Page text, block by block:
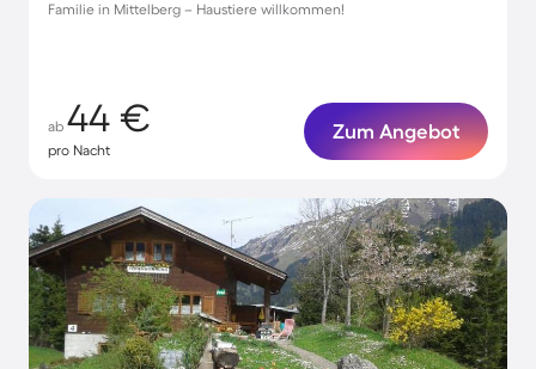
Familie in Mittelberg – Haustiere willkommen!
ab 44 €
pro Nacht
Zum Angebot